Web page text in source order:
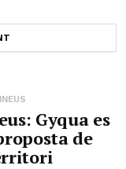
Gyqua es
de